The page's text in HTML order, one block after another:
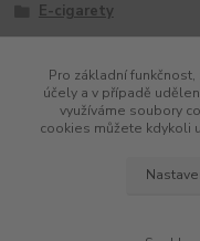
E-cigarety
Značky
Vaporesso
Pro základní
účely a v případě
využíváme soubory
cookies můžete kdykoli